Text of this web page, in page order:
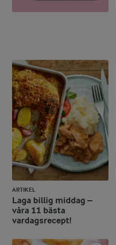
ARTIKEL
Laga billig middag –
våra 11 bästa
vardagsrecept!